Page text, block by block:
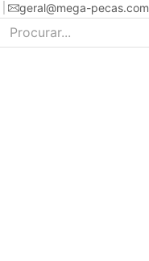
geral@mega-pecas.com